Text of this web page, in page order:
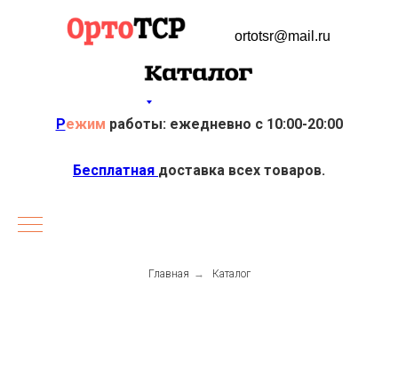
ortotsr@mail.ru
Режим работы: ежедневно с 10:00-20:00
Бесплатная доставка всех товаров.
Главная → Каталог